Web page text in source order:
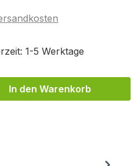
1-5 Werktage
den gewünschten
In den Warenkorb